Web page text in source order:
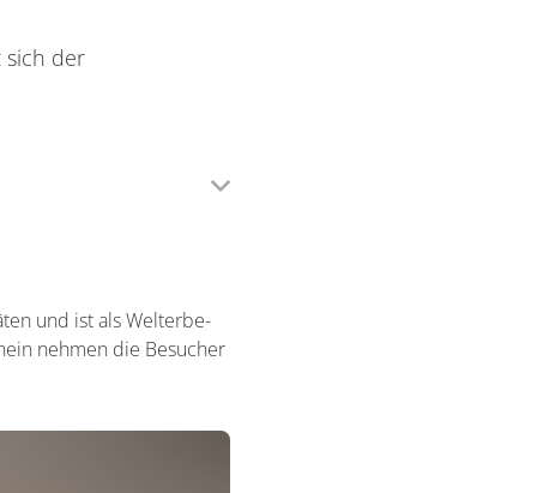
sich der
und ist als Welterbe-
nehmen die Besucher